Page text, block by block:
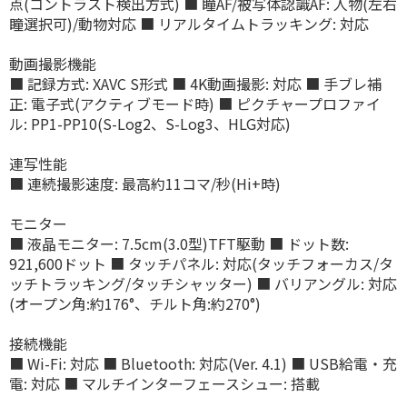
瞳選択可)/動物対応 ■ リアルタイムトラッキング: 対応
動画撮影機能
■ 記録方式: XAVC S形式 ■ 4K動画撮影: 対応 ■ 手ブレ補
正: 電子式(アクティブモード時) ■ ピクチャープロファイ
ル: PP1-PP10(S-Log2、S-Log3、HLG対応)
連写性能
■ 連続撮影速度: 最高約11コマ/秒(Hi+時)
モニター
■ 液晶モニター: 7.5cm(3.0型)TFT駆動 ■ ドット数:
921,600ドット ■ タッチパネル: 対応(タッチフォーカス/タ
ッチトラッキング/タッチシャッター) ■ バリアングル: 対応
(オープン角:約176°、チルト角:約270°)
接続機能
■ Wi-Fi: 対応 ■ Bluetooth: 対応(Ver. 4.1) ■ USB給電・充
電: 対応 ■ マルチインターフェースシュー: 搭載